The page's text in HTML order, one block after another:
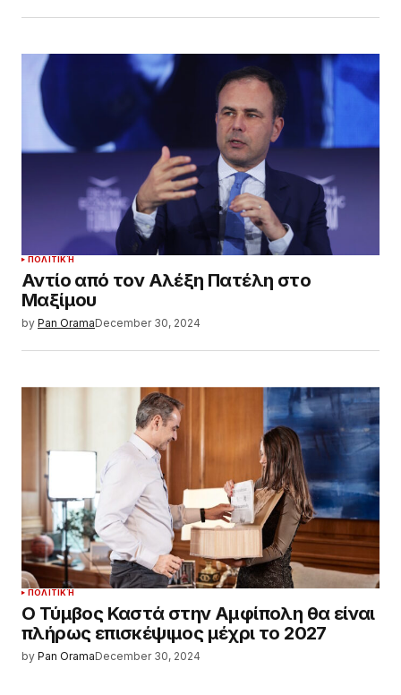
ΠΟΛΙΤΙΚΉ
Αντίο από τον Αλέξη Πατέλη στο
Μαξίμου
by Pan OramaDecember 30, 2024
ΠΟΛΙΤΙΚΉ
Ο Τύμβος Καστά στην Αμφίπολη θα είναι
πλήρως επισκέψιμος μέχρι το 2027
by Pan OramaDecember 30, 2024